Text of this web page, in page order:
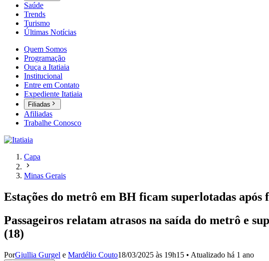
Saúde
Trends
Turismo
Últimas Notícias
Quem Somos
Programação
Ouça a Itatiaia
Institucional
Entre em Contato
Expediente Itatiaia
Filiadas
Afiliadas
Trabalhe Conosco
Capa
Minas Gerais
Estações do metrô em BH ficam superlotadas após
Passageiros relatam atrasos na saída do metrô e
(18)
PorGiullia Gurgel e Mardélio Couto18/03/2025 às 19h15 • Atualizado há 1 ano